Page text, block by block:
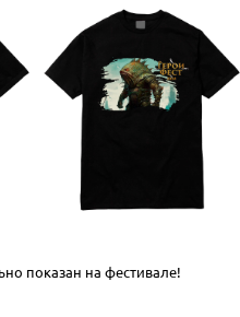
показан на фестивале!